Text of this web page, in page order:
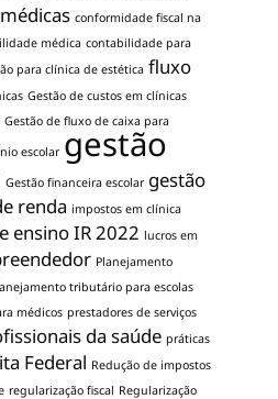
conformidade fiscal na
médica contabilidade para
para clínica de estética fluxo
Gestão de custos em clínicas
Gestão de fluxo de caixa para
escolar gestão
Gestão financeira escolar gestão
renda impostos em clínica
ensinoIR 2022 lucros em
Planejamento
tributário para escolas
médicos prestadores de serviços
da saúde práticas
Federal Redução de impostos
regularização fiscal Regularização